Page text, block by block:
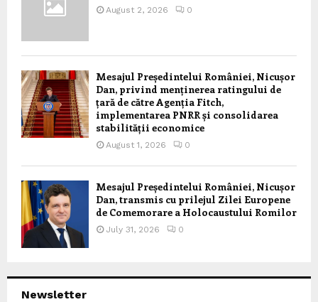
August 2, 2026 0
Mesajul Președintelui României, Nicușor
Dan, privind menținerea ratingului de
țară de către Agenția Fitch,
implementarea PNRR și consolidarea
stabilității economice
August 1, 2026 0
Mesajul Președintelui României, Nicușor
Dan, transmis cu prilejul Zilei Europene
de Comemorare a Holocaustului Romilor
July 31, 2026 0
Newsletter